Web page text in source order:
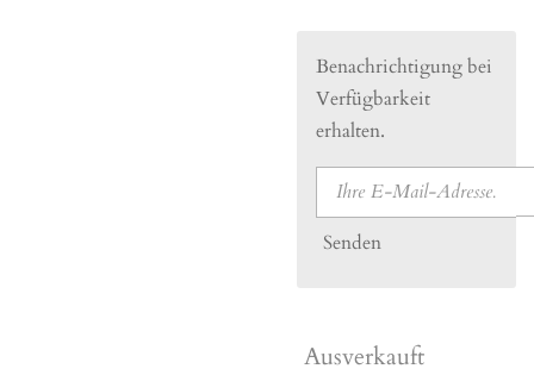
Benachrichtigung bei
Verfügbarkeit
erhalten.
Senden
Ausverkauft